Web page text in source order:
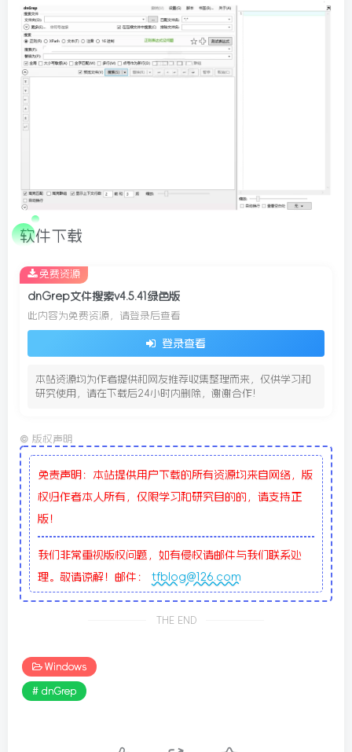
软件下载
dnGrep文件搜索v4.5.41绿色版
此内容为免费资源，请登录后查看
登录查看
本站资源均为作者提供和网友推荐收集整理而来，仅供学习和
研究使用，请在下载后24小时内删除，谢谢合作!
免费资源
© 版权声明
免责声明：本站提供用户下载的所有资源均来自网络，版
权归作者本人所有，仅限学习和研究目的的，请支持正
版！
我们非常重视版权问题，如有侵权请邮件与我们联系处
理。敬请谅解！邮件： tfblog@126.com
THE END
Windows
# dnGrep